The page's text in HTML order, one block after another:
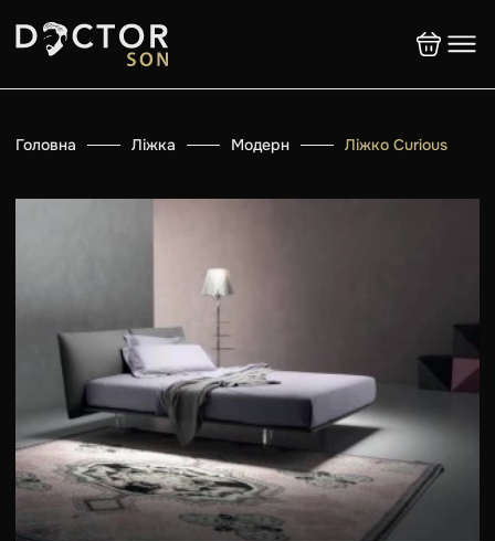
Головна Ліжка Модерн Ліжко Curious